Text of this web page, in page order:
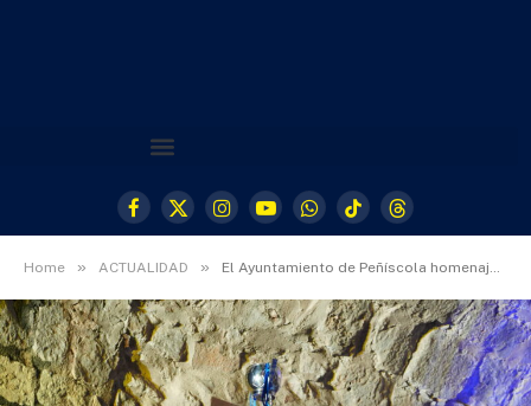
Facebook
X
(Twitter)
Instagram
YouTubeWhatsApp
TikTokThreads
Home » ACTUALIDAD » El Ayuntamiento de Peñíscola homenajea al Servigroup Peñíscola, campeón de la Copa de España